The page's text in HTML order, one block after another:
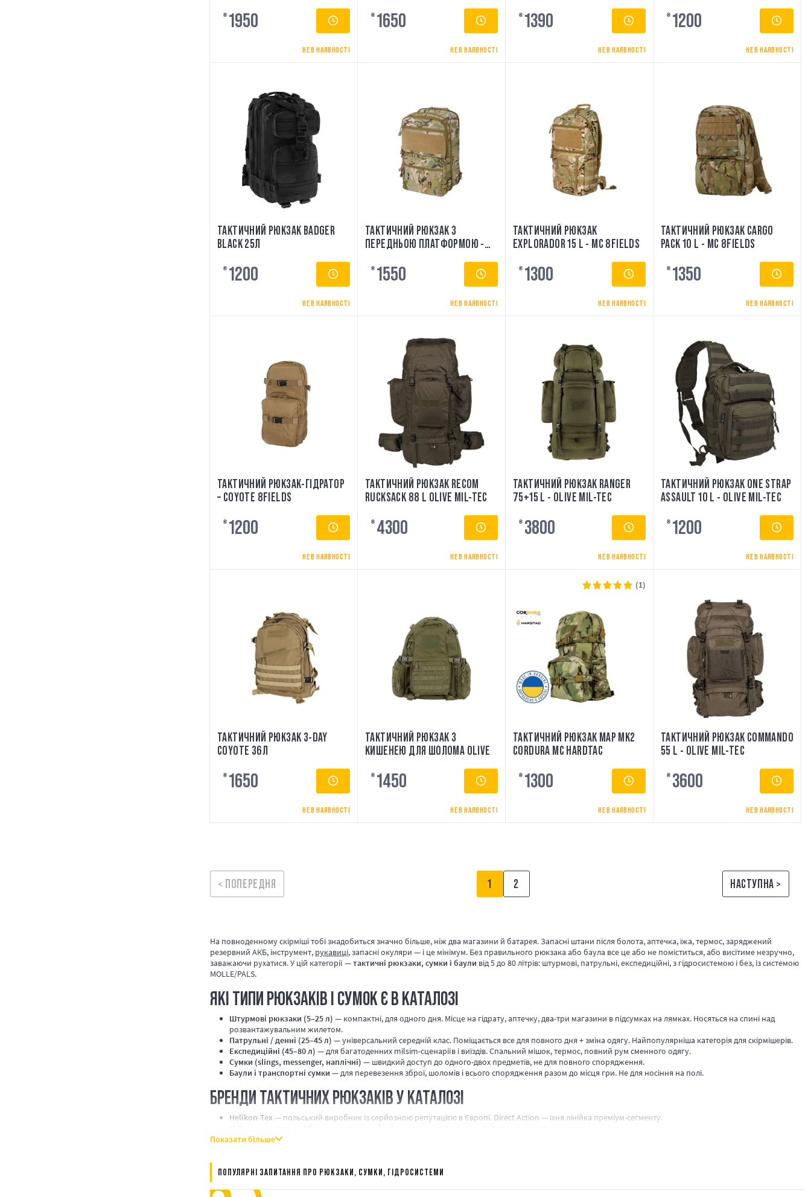
₴ 1950
НЕ В НАЯВНОСТІ
₴ 1650
НЕ В НАЯВНОСТІ
₴ 1390
НЕ В НАЯВНОСТІ
₴ 1200
НЕ В НАЯВНОСТІ
ТАКТИЧНИЙ РЮКЗАК BADGER
BLACK 25Л
₴ 1200
НЕ В НАЯВНОСТІ
ТАКТИЧНИЙ РЮКЗАК З
ПЕРЕДНЬОЮ ПЛАТФОРМОЮ -
₴ 1550
НЕ В НАЯВНОСТІ
ТАКТИЧНИЙ РЮКЗАК
EXPLORADOR 15 L - MC 8FIELDS
₴ 1300
НЕ В НАЯВНОСТІ
ТАКТИЧНИЙ РЮКЗАК CARGO
PACK 10 L - MC 8FIELDS
₴ 1350
НЕ В НАЯВНОСТІ
ТАКТИЧНИЙ РЮКЗАК-ГІДРАТОР
– COYOTE 8FIELDS
₴ 1200
НЕ В НАЯВНОСТІ
ТАКТИЧНИЙ РЮКЗАК RECOM
RUCKSACK 88 L OLIVE MIL-TEC
₴ 4300
НЕ В НАЯВНОСТІ
ТАКТИЧНИЙ РЮКЗАК RANGER
75+15 L - OLIVE MIL-TEC
₴ 3800
НЕ В НАЯВНОСТІ
ТАКТИЧНИЙ РЮКЗАК ONE STRAP
ASSAULT 10 L - OLIVE MIL-TEC
₴ 1200
НЕ В НАЯВНОСТІ
ТАКТИЧНИЙ РЮКЗАК 3-DAY
COYOTE 36Л
₴ 1650
НЕ В НАЯВНОСТІ
ТАКТИЧНИЙ РЮКЗАК З
КИШЕНЕЮ ДЛЯ ШОЛОМА OLIVE
₴ 1450
НЕ В НАЯВНОСТІ
(1)
ТАКТИЧНИЙ РЮКЗАК MAP MK2
CORDURA MC HARDTAC
₴ 1300
НЕ В НАЯВНОСТІ
ТАКТИЧНИЙ РЮКЗАК COMMANDO
55 L - OLIVE MIL-TEC
₴ 3600
НЕ В НАЯВНОСТІ
< ПОПЕРЕДНЯ 1 2 НАСТУПНА >
На повноденному скірміші тобі знадобиться значно більше, ніж два магазини й батарея. Запасні штани після болота, аптечка, їжа, термос, заряджений
резервний АКБ, інструмент, рукавиці, запасні окуляри — і це мінімум. Без правильного рюкзака або баула все це або не поміститься, або висітиме незручно,
заважаючи рухатися. У цій категорії —тактичні рюкзаки, сумки і баули від 5 до 80 літрів: штурмові, патрульні, експедиційні, з гідросистемою і без, із системою
MOLLE/PALS.
ЯКІ ТИПИ РЮКЗАКІВ І СУМОК Є В КАТАЛОЗІ
Штурмові рюкзаки (5–25 л) — компактні, для одного дня. Місце на гідрату, аптечку, два-три магазини в підсумках на лямках. Носяться на спині над
розвантажувальним жилетом.
Патрульні / денні (25–45 л) — універсальний середній клас. Поміщається все для повного дня + зміна одягу. Найпопулярніша категорія для скірмішерів.
Експедиційні (45–80 л) — для багатоденних milsim-сценаріїв і виїздів. Спальний мішок, термос, повний рум сменного одягу.
Сумки (slings, messenger, наплічні) — швидкий доступ до одного-двох предметів, не для повного спорядження.
Баули і транспортні сумки — для перевезення зброї, шоломів і всього спорядження разом до місця гри. Не для носіння на полі.
БРЕНДИ ТАКТИЧНИХ РЮКЗАКІВ У КАТАЛОЗІ
Helikon-Tex — польський виробник із серйозною репутацією в Європі. Direct Action — їхня лінійка преміум-сегменту.
5.11 Tactical— американський класик, оригінали — дорого, але якісно.
Усі позиції — в наявності, перевірка фурнітури й швів перед відправкою. Не впевнений у виборі об'єму або системи MOLLE — телефонуй
консультанти підкажуть під твій сценарій. Якщо береш повний комплект — глянь також
Київ, Львів, Харків, Одеса, Дніпро, Івано-Франківськ — Нова Пошта, Укрпошта, кур'єр.
Показати більше
ПОПУЛЯРНІ ЗАПИТАННЯ ПРО РЮКЗАКИ, СУМКИ, ГІДРОСИСТЕМИ